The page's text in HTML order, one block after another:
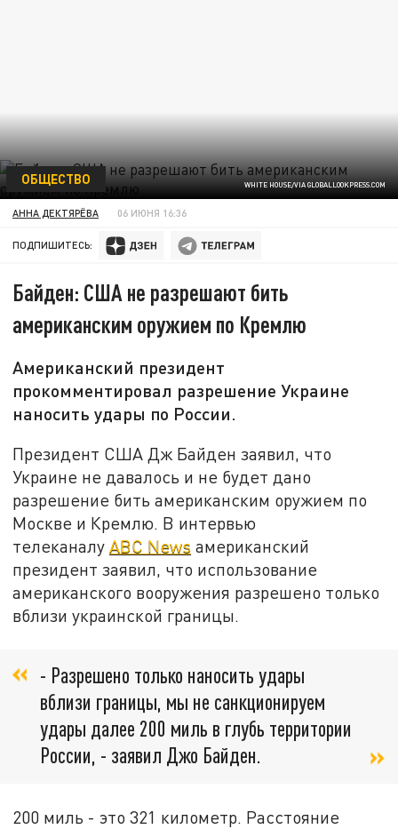
WHITE HOUSE/VIA GLOBALLOOKPRESS.COM
ОБЩЕСТВО
АННА ДЕКТЯРЁВА 06 ИЮНЯ 16:36
ПОДПИШИТЕСЬ:
Байден: США не разрешают бить
американским оружием по Кремлю
Американский президент
прокомментировал разрешение Украине
наносить удары по России.
Президент США Дж Байден заявил, что
Украине не давалось и не будет дано
разрешение бить американским оружием по
Москве и Кремлю. В интервью
телеканалуABC News американский
президент заявил, что использование
американского вооружения разрешено только
вблизи украинской границы.
- Разрешено только наносить удары
вблизи границы, мы не санкционируем
удары далее 200 миль в глубь территории
России, - заявил Джо Байден.
200 миль - это 321 километр. Расстояние